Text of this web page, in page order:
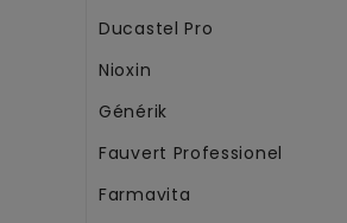
Ducastel Pro
Nioxin
Générik
Fauvert Professionel
Farmavita